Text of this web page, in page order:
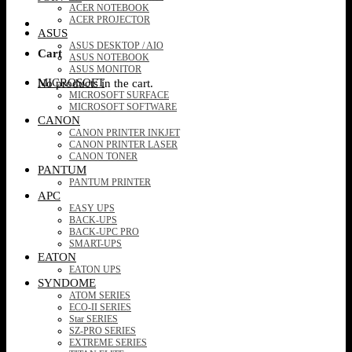
Cart
No products in the cart.
ACER NOTEBOOK
ACER PROJECTOR
ASUS
ASUS DESKTOP / AIO
ASUS NOTEBOOK
ASUS MONITOR
MICROSOFT
MICROSOFT SURFACE
MICROSOFT SOFTWARE
CANON
CANON PRINTER INKJET
CANON PRINTER LASER
CANON TONER
PANTUM
PANTUM PRINTER
APC
EASY UPS
BACK-UPS
BACK-UPC PRO
SMART-UPS
EATON
EATON UPS
SYNDOME
ATOM SERIES
ECO-II SERIES
Star SERIES
SZ-PRO SERIES
EXTREME SERIES